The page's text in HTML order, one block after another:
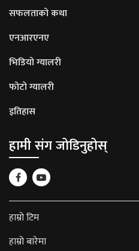
सफलताको कथा
एनआरएनए
भिडियो ग्यालरी
फोटो ग्यालरी
इतिहास
हामी संग जोडिनुहोस्
हाम्रो टिम
हाम्रो बारेमा